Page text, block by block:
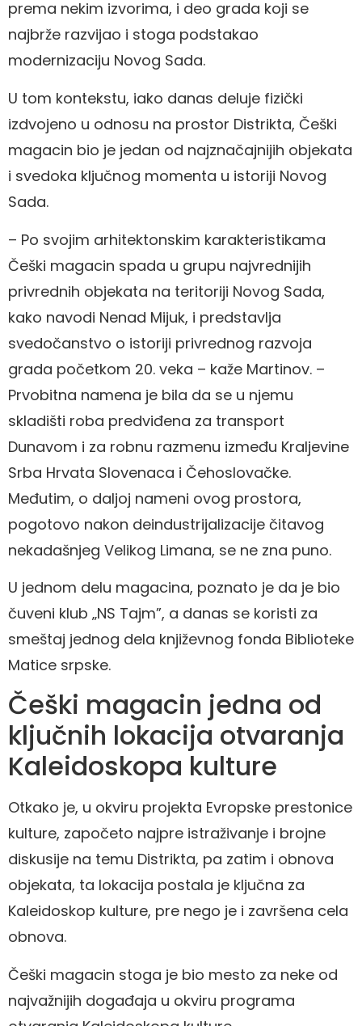
prema nekim izvorima, i deo grada koji se
najbrže razvijao i stoga podstakao
modernizaciju Novog Sada.
U tom kontekstu, iako danas deluje fizički
izdvojeno u odnosu na prostor Distrikta, Češki
magacin bio je jedan od najznačajnijih objekata
i svedoka ključnog momenta u istoriji Novog
Sada.
– Po svojim arhitektonskim karakteristikama
Češki magacin spada u grupu najvrednijih
privrednih objekata na teritoriji Novog Sada,
kako navodi Nenad Mijuk, i predstavlja
svedočanstvo o istoriji privrednog razvoja
grada početkom 20. veka – kaže Martinov. –
Prvobitna namena je bila da se u njemu
skladišti roba predviđena za transport
Dunavom i za robnu razmenu između Kraljevine
Srba Hrvata Slovenaca i Čehoslovačke.
Međutim, o daljoj nameni ovog prostora,
pogotovo nakon deindustrijalizacije čitavog
nekadašnjeg Velikog Limana, se ne zna puno.
U jednom delu magacina, poznato je da je bio
čuveni klub „NS Tajm”, a danas se koristi za
smeštaj jednog dela književnog fonda Biblioteke
Matice srpske.
Češki magacin jedna od
ključnih lokacija otvaranja
Kaleidoskopa kulture
Otkako je, u okviru projekta Evropske prestonice
kulture, započeto najpre istraživanje i brojne
diskusije na temu Distrikta, pa zatim i obnova
objekata, ta lokacija postala je ključna za
Kaleidoskop kulture, pre nego je i završena cela
obnova.
Češki magacin stoga je bio mesto za neke od
najvažnijih događaja u okviru programa